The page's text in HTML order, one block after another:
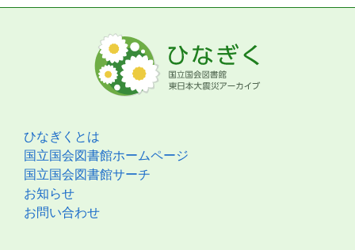
ひなぎくとは
国立国会図書館ホームページ
国立国会図書館サーチ
お知らせ
お問い合わせ